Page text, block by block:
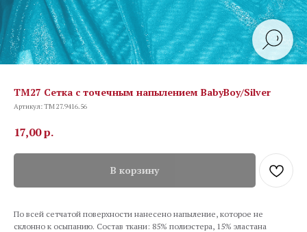
TM27 Сетка с точечным напылением BabyBoy/Silver
Артикул:TM 27.9416.56
17,00р.
В корзину
По всей сетчатой поверхности нанесено напыление, которое не
склонно к осыпанию. Состав ткани: 85% полиэстера, 15% эластана